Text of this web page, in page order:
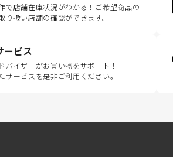
で店舗在庫状況がわかる！ご希望商品の
り扱い店舗の確認ができます。
ービス
バイザーがお買い物をサポート！
サービスを是非ご利用ください。